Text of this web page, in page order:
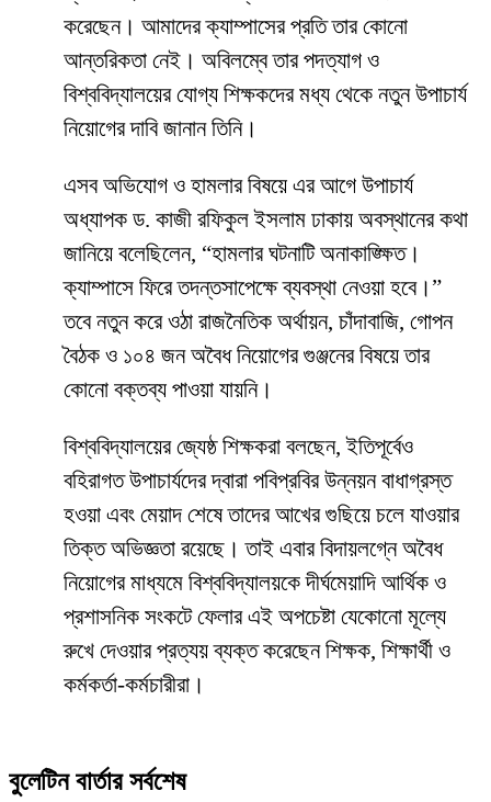
করেছেন। আমাদের ক্যাম্পাসের প্রতি তার কোনো
আন্তরিকতা নেই। অবিলম্বে তার পদত্যাগ ও
বিশ্ববিদ্যালয়ের যোগ্য শিক্ষকদের মধ্য থেকে নতুন উপাচার্য
নিয়োগের দাবি জানান তিনি।
​এসব অভিযোগ ও হামলার বিষয়ে এর আগে উপাচার্য
অধ্যাপক ড. কাজী রফিকুল ইসলাম ঢাকায় অবস্থানের কথা
জানিয়ে বলেছিলেন, “হামলার ঘটনাটি অনাকাঙ্ক্ষিত।
ক্যাম্পাসে ফিরে তদন্তসাপেক্ষে ব্যবস্থা নেওয়া হবে।”
তবে নতুন করে ওঠা রাজনৈতিক অর্থায়ন, চাঁদাবাজি, গোপন
বৈঠক ও ১০৪ জন অবৈধ নিয়োগের গুঞ্জনের বিষয়ে তার
কোনো বক্তব্য পাওয়া যায়নি।
​বিশ্ববিদ্যালয়ের জ্যেষ্ঠ শিক্ষকরা বলছেন, ইতিপূর্বেও
বহিরাগত উপাচার্যদের দ্বারা পবিপ্রবির উন্নয়ন বাধাগ্রস্ত
হওয়া এবং মেয়াদ শেষে তাদের আখের গুছিয়ে চলে যাওয়ার
তিক্ত অভিজ্ঞতা রয়েছে। তাই এবার বিদায়লগ্নে অবৈধ
নিয়োগের মাধ্যমে বিশ্ববিদ্যালয়কে দীর্ঘমেয়াদি আর্থিক ও
প্রশাসনিক সংকটে ফেলার এই অপচেষ্টা যেকোনো মূল্যে
রুখে দেওয়ার প্রত্যয় ব্যক্ত করেছেন শিক্ষক, শিক্ষার্থী ও
কর্মকর্তা-কর্মচারীরা।
বুলেটিন বার্তার সর্বশেষ